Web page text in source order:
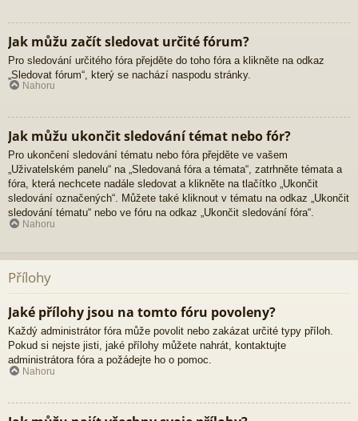
Jak můžu začít sledovat určité fórum?
Pro sledování určitého fóra přejděte do toho fóra a klikněte na odkaz
„Sledovat fórum“, který se nachází naspodu stránky.
Nahoru
Jak můžu ukončit sledování témat nebo fór?
Pro ukončení sledování tématu nebo fóra přejděte ve vašem
„Uživatelském panelu“ na „Sledovaná fóra a témata“, zatrhněte témata a
fóra, která nechcete nadále sledovat a klikněte na tlačítko „Ukončit
sledování označených“. Můžete také kliknout v tématu na odkaz „Ukončit
sledování tématu“ nebo ve fóru na odkaz „Ukončit sledování fóra“.
Nahoru
Přílohy
Jaké přílohy jsou na tomto fóru povoleny?
Každý administrátor fóra může povolit nebo zakázat určité typy příloh.
Pokud si nejste jisti, jaké přílohy můžete nahrát, kontaktujte
administrátora fóra a požádejte ho o pomoc.
Nahoru